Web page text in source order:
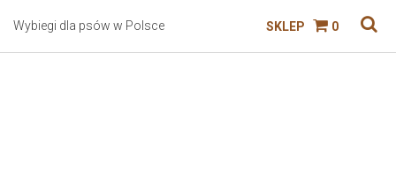
Wybiegi dla psów w Polsce SKLEP 0